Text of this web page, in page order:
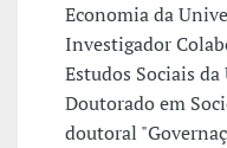
Economia da
Investigador
Estudos Sociais
Doutorado em
doutoral